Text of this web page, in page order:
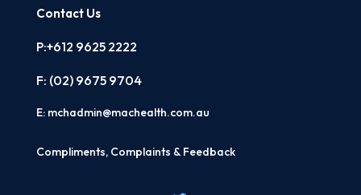
Contact Us
P:+612 9625 2222
F: (02) 9675 9704
E: mchadmin@machealth.com.au
Compliments, Complaints & Feedback